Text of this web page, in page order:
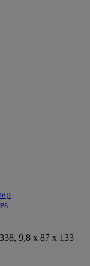
9,8 x 87 x 133